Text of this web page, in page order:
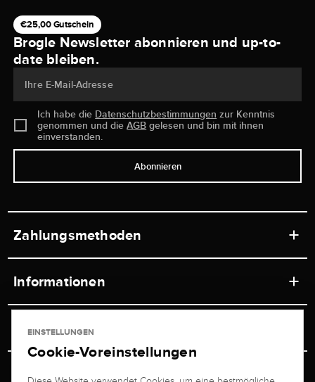
€25,00 Gutschein
Brogle Newsletter abonnieren und up-to-
date bleiben.
Ihre E-Mail-Adresse
Ich habe die Datenschutzbestimmungen zur Kenntnis
genommen und dieAGB gelesen und bin mit ihnen
einverstanden.
Abonnieren
Zahlungsmethoden
Informationen
Ladengeschäft
Versand & Zahlung
Service
Juwelier Brogle
EINSTELLUNGEN
Cookie-Voreinstellungen